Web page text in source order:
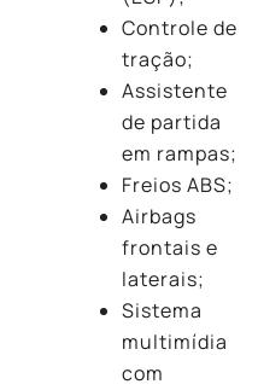
Controle de
tração;
Assistente
de partida
em rampas;
Freios ABS;
Airbags
frontais e
laterais;
Sistema
multimídia
com